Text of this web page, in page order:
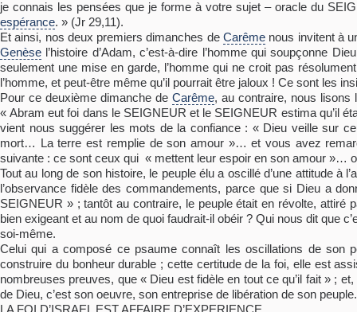
je connais les pensées que je forme à votre sujet – oracle du
espérance. » (Jr 29,11).
Et ainsi, nos deux premiers dimanches deCarême nous invitent à
Genèse l’histoire d’Adam, c’est-à-dire l’homme qui soupçonne
seulement une mise en garde, l’homme qui ne croit pas
l’homme, et peut-être même qu’il pourrait être jaloux ! Ce sont les
Pour ce deuxième dimanche deCarême, au contraire, nous lisons
« Abram eut foi dans le SEIGNEUR et le SEIGNEUR estima qu’il
vient nous suggérer les mots de la confiance : « Dieu veille sur
mort… La terre est remplie de son amour »… et vous avez
suivante : ce sont ceux qui « mettent leur espoir en son amour »…
Tout au long de son histoire, le peuple élu a oscillé d’une attitude à
l’observance fidèle des commandements, parce que si Dieu a
SEIGNEUR » ; tantôt au contraire, le peuple était en révolte,
bien exigeant et au nom de quoi faudrait-il obéir ? Qui nous dit que
soi-même.
Celui qui a composé ce psaume connaît les oscillations de son
construire du bonheur durable ; cette certitude de la foi, elle est
nombreuses preuves, que « Dieu est fidèle en tout ce qu’il fait » ;
de Dieu, c’est son oeuvre, son entreprise de libération de son peuple.